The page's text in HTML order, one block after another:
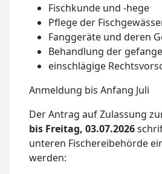
Fischkunde und -hege
Pflege der
Fanggeräte und deren
Behandlung der
einschlägige
Anmeldung bis Anfang Juli
Der Antrag auf Zulassung
bis Freitag, 03.07.2026
unteren Fischereibehörde
werden: